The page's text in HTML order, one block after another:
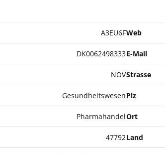
A3EU6F
DK0062498333
NOV
Gesundheitswesen
Pharmahandel
47792
Web
E-Mail
Strasse
Plz
Ort
Land